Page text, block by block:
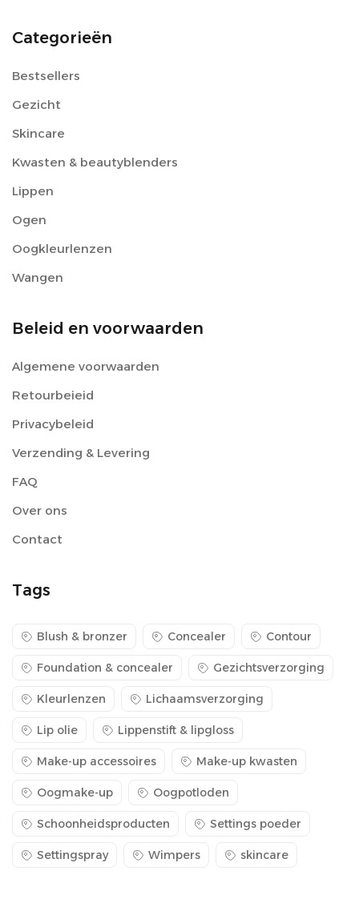
Categorieën
Bestsellers
Gezicht
Skincare
Kwasten & beautyblenders
Lippen
Ogen
Oogkleurlenzen
Wangen
Beleid en voorwaarden
Algemene voorwaarden
Retourbeieid
Privacybeleid
Verzending & Levering
FAQ
Over ons
Contact
Tags
Blush & bronzer Concealer Contour
Foundation & concealer Gezichtsverzorging
Kleurlenzen Lichaamsverzorging
Lip olie Lippenstift & lipgloss
Make-up accessoires Make-up kwasten
Oogmake-up Oogpotloden
Schoonheidsproducten Settings poeder
Settingspray Wimpers skincare